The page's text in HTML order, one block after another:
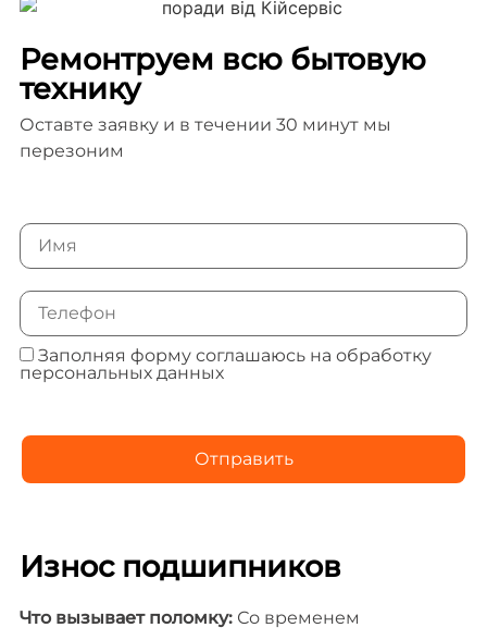
Ремонтруем всю бытовую
технику
Оставте заявку и в течении 30 минут мы
перезоним
Заполняя форму соглашаюсьна обработку
персональных данных
Износ подшипников
Что вызывает поломку:Со временем